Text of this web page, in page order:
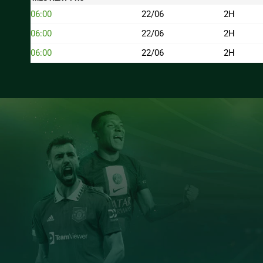
06:00 22/06 2H
06:00
22/06 2H
06:00
22/06 2H